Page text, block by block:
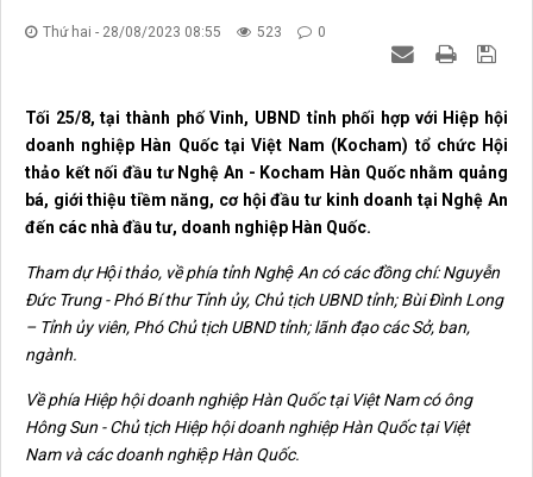
Thứ hai - 28/08/2023 08:55 523 0
Tối 25/8, tại thành phố Vinh, UBND tỉnh phối hợp với Hiệp hội
doanh nghiệp Hàn Quốc tại Việt Nam (Kocham) tổ chức Hội
thảo kết nối đầu tư Nghệ An - Kocham Hàn Quốc nhằm quảng
bá, giới thiệu tiềm năng, cơ hội đầu tư kinh doanh tại Nghệ An
đến các nhà đầu tư, doanh nghiệp Hàn Quốc.
Tham dự Hội thảo, về phía tỉnh Nghệ An có các đồng chí: Nguyễn
Đức Trung - Phó Bí thư Tỉnh ủy, Chủ tịch UBND tỉnh; Bùi Đình Long
– Tỉnh ủy viên, Phó Chủ tịch UBND tỉnh; lãnh đạo các Sở, ban,
ngành.
Về phía Hiệp hội doanh nghiệp Hàn Quốc tại Việt Nam có ông
Hông Sun - Chủ tịch Hiệp hội doanh nghiệp Hàn Quốc tại Việt
Nam và các doanh nghiệp Hàn Quốc.